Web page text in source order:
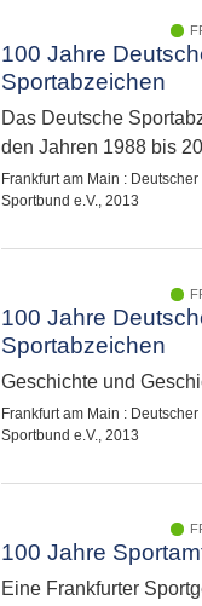
100 Jahre
Sportabzeichen
Das Deutsche
den Jahren 1988 bis
Frankfurt am Main :
Sportbund e.V., 2013
100 Jahre
Sportabzeichen
Geschichte und
Frankfurt am Main :
Sportbund e.V., 2013
100 Jahre
Eine Frankfurter